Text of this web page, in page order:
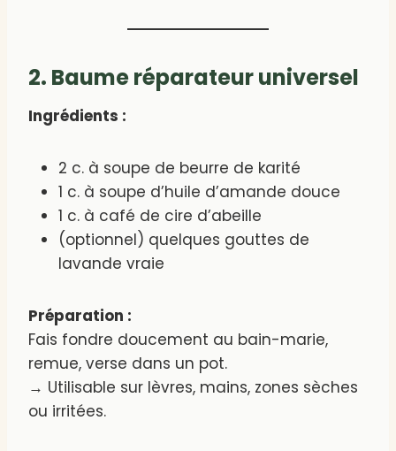
2. Baume réparateur universel
Ingrédients :
2 c. à soupe de beurre de karité
1 c. à soupe d’huile d’amande douce
1 c. à café de cire d’abeille
(optionnel) quelques gouttes de
lavande vraie
Préparation :
Fais fondre doucement au bain-marie,
remue, verse dans un pot.
→ Utilisable sur lèvres, mains, zones sèches
ou irritées.